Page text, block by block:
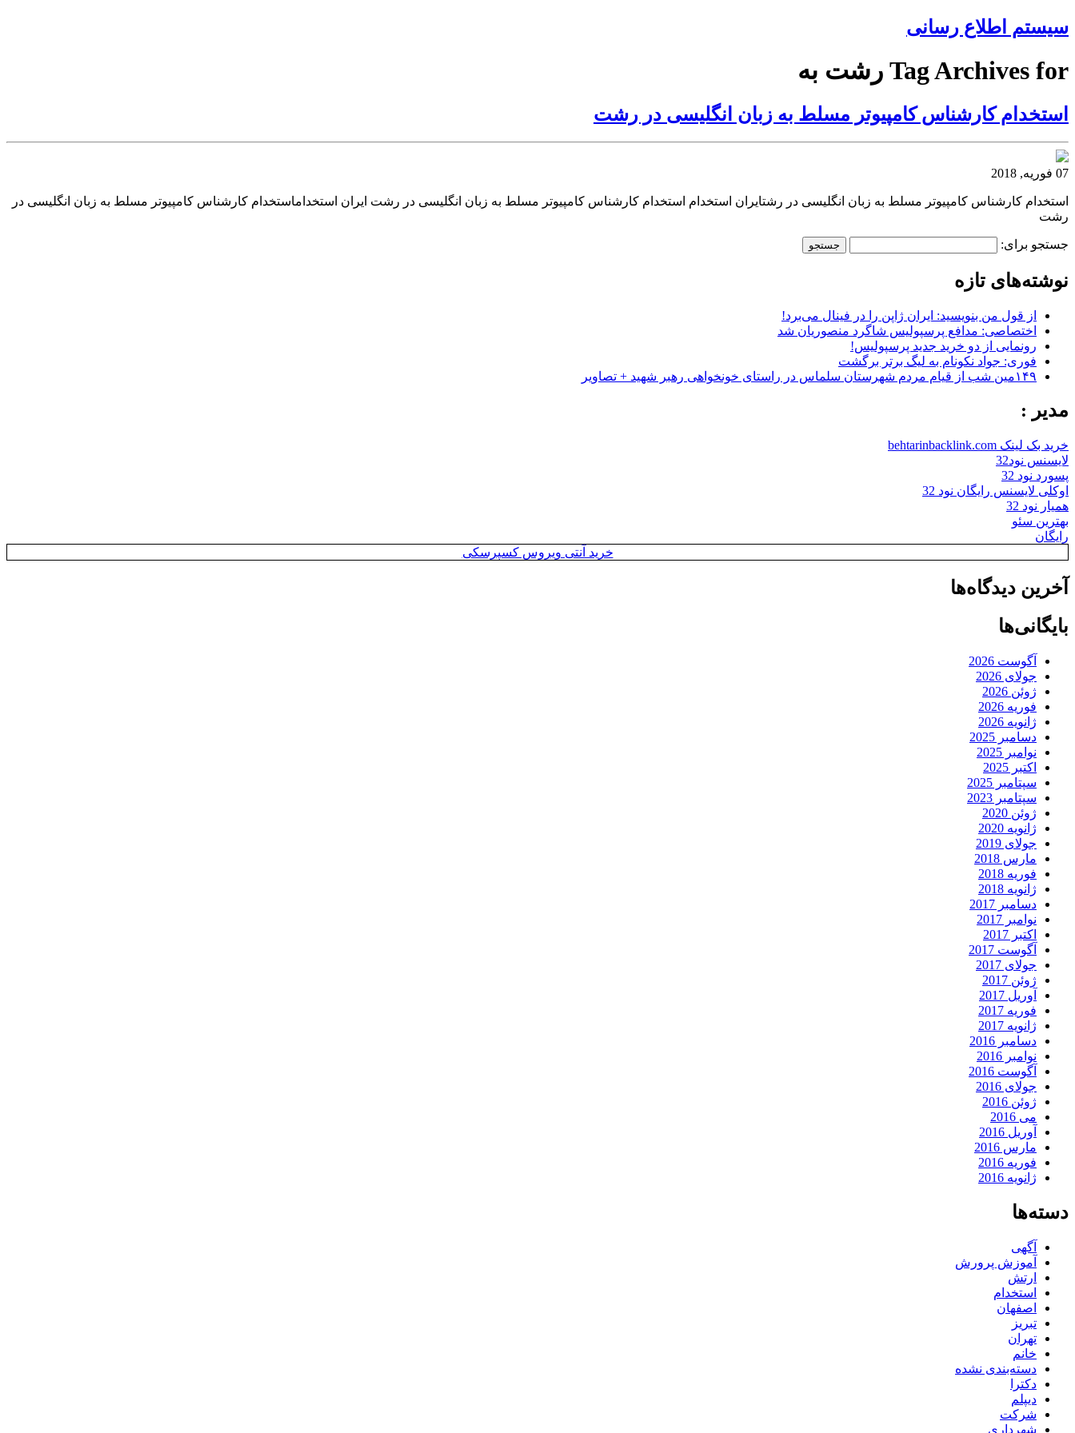
سیستم اطلاع رسانی
Tag Archives for رشت به
استخدام کارشناس کامپیوتر مسلط به زبان انگلیسی در رشت
07 فوریه, 2018
استخدام کارشناس کامپیوتر مسلط به زبان انگلیسی در رشتایران استخدام استخدام کارشناس کامپیوتر مسلط به زبان انگلیسی در رشت ایران استخداماستخدام کارشناس کامپیوتر مسلط به زبان انگلیسی در
رشت
جستجو برای:
نوشته‌های تازه
از قول من بنویسید: ایران ژاپن را در فینال می‌برد!
اختصاصی: مدافع پرسپولیس شاگرد منصوریان شد
رونمایی از دو خرید جدید پرسپولیس!
فوری: جواد نکونام به لیگ برتر برگشت
۱۴۹مین شب از قیام مردم شهرستان سلماس در راستای خونخواهی رهبر شهید + تصاویر
مدیر :
خرید بک لینک behtarinbacklink.com
لایسنس نود32
پسورد نود 32
اوکلی لایسنس رایگان نود 32
همیار نود 32
بهترین سئو
رایگان
خرید آنتی ویروس کسپرسکی
آخرین دیدگاه‌ها
بایگانی‌ها
آگوست 2026
جولای 2026
ژوئن 2026
فوریه 2026
ژانویه 2026
دسامبر 2025
نوامبر 2025
اکتبر 2025
سپتامبر 2025
سپتامبر 2023
ژوئن 2020
ژانویه 2020
جولای 2019
مارس 2018
فوریه 2018
ژانویه 2018
دسامبر 2017
نوامبر 2017
اکتبر 2017
آگوست 2017
جولای 2017
ژوئن 2017
آوریل 2017
فوریه 2017
ژانویه 2017
دسامبر 2016
نوامبر 2016
آگوست 2016
جولای 2016
ژوئن 2016
می 2016
آوریل 2016
مارس 2016
فوریه 2016
ژانویه 2016
دسته‌ها
آگهی
آموزش پرورش
ارتش
استخدام
اصفهان
تبریز
تهران
خانم
دسته‌بندی نشده
دکترا
دیپلم
شرکت
شهرداری